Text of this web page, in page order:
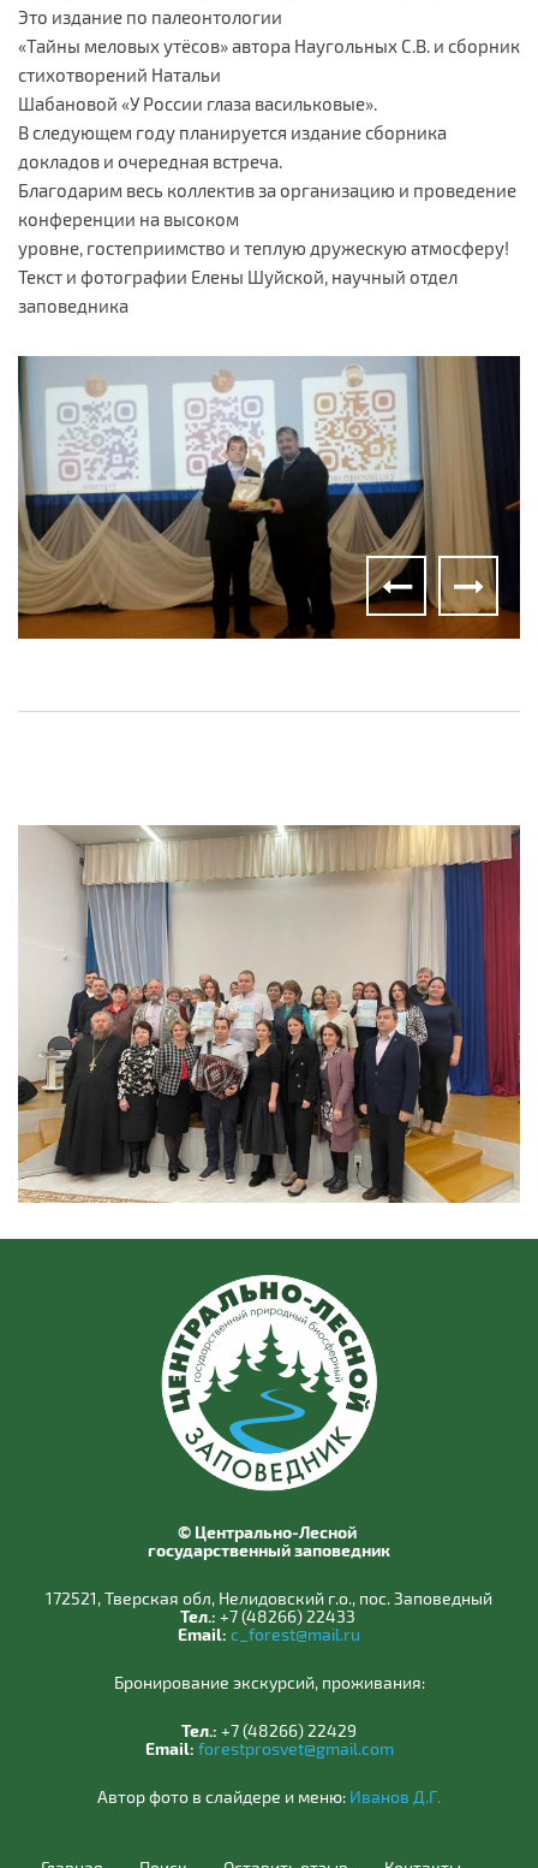
Это издание по палеонтологии
«Тайны меловых утёсов» автора Наугольных С.В. и сборник
стихотворений Натальи
Шабановой «У России глаза васильковые».
В следующем году планируется издание сборника
докладов и очередная встреча.
Благодарим весь коллектив за организацию и проведение
конференции на высоком
уровне, гостеприимство и теплую дружескую атмосферу!
Текст и фотографии Елены Шуйской, научный отдел
заповедника
© Центрально-Лесной
государственный заповедник
172521, Тверская обл, Нелидовский г.о., пос. Заповедный
Тел.: +7 (48266) 22433
Email: c_forest@mail.ru
Бронирование экскурсий, проживания:
Тел.: +7 (48266) 22429
Email: forestprosvet@gmail.com
Автор фото в слайдере и меню: Иванов Д.Г.